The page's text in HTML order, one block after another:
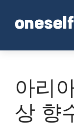
content
아리
상 향